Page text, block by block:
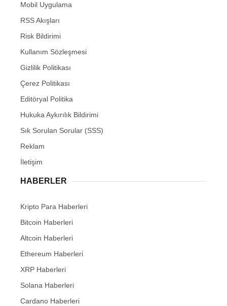
Mobil Uygulama
RSS Akışları
Risk Bildirimi
Kullanım Sözleşmesi
Gizlilik Politikası
Çerez Politikası
Editöryal Politika
Hukuka Aykırılık Bildirimi
Sık Sorulan Sorular (SSS)
Reklam
İletişim
HABERLER
Kripto Para Haberleri
Bitcoin Haberleri
Altcoin Haberleri
Ethereum Haberleri
XRP Haberleri
Solana Haberleri
Cardano Haberleri